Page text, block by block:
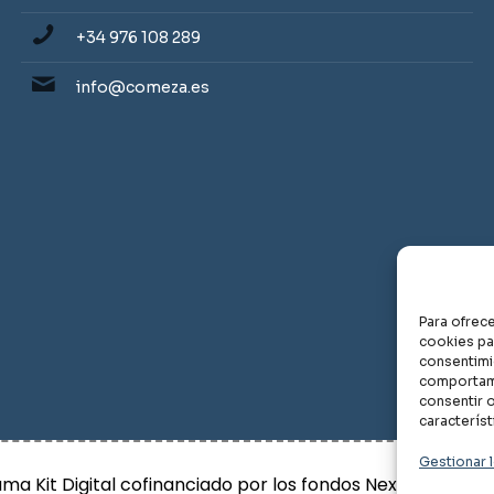
Para
cookies
consentir
Gestionar
+34 976 108 289
info@comeza.es
Aviso Legal
Kit Digital cofinanciado por los fondos Next